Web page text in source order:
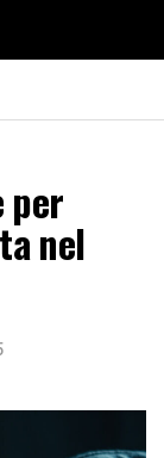
per
nel